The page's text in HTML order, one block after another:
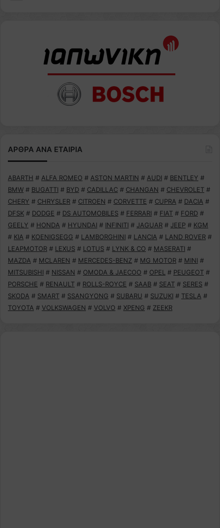
ΑΡΘΡΑ ΑΝΑ ΕΤΑΙΡΙΑ
ABARTH # ALFA ROMEO # ASTON MARTIN # AUDI # BENTLEY #
BMW # BUGATTI # BYD # CADILLAC # CHANGAN # CHEVROLET #
CHERY # CHRYSLER # CITROEN # CORVETTE # CUPRA # DACIA #
DFSK # DODGE # DS AUTOMOBILES # FERRARI # FIAT # FORD #
GEELY # HONDA # HYUNDAI # INFINITI # JAGUAR # JEEP # KGM
# KIA # KOENIGSEGG # LAMBORGHINI # LANCIA # LAND ROVER #
LEAPMOTOR # LEXUS # LOTUS # LYNK & CO # MASERATI #
MAZDA # MCLAREN # MERCEDES-BENZ # MG MOTOR # MINI #
MITSUBISHI # NISSAN # OMODA & JAECOO # OPEL # PEUGEOT #
PORSCHE # RENAULT # ROLLS-ROYCE # SAAB # SEAT # SERES #
SKODA # SMART # SSANGYONG # SUBARU # SUZUKI # TESLA #
TOYOTA # VOLKSWAGEN # VOLVO # XPENG # ZEEKR